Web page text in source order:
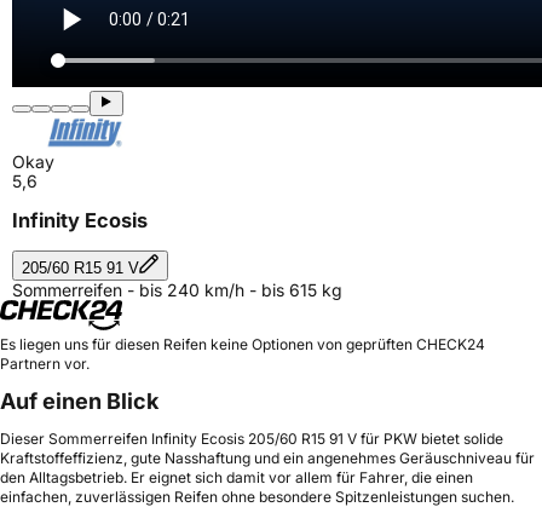
Okay
5,6
Infinity Ecosis
205/60 R15 91 V
Sommerreifen - bis 240 km/h - bis 615 kg
Es liegen uns für diesen Reifen keine Optionen von geprüften CHECK24
Partnern vor.
Auf einen Blick
Dieser Sommerreifen Infinity Ecosis 205/60 R15 91 V für PKW bietet solide
Kraftstoffeffizienz, gute Nasshaftung und ein angenehmes Geräuschniveau für
den Alltagsbetrieb. Er eignet sich damit vor allem für Fahrer, die einen
einfachen, zuverlässigen Reifen ohne besondere Spitzenleistungen suchen.